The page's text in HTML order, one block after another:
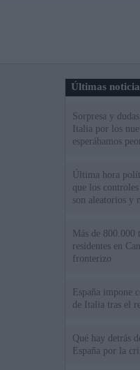
Últimas
Sorpresa y
Italia por los
esperábamos
Última hora
que los
son aleatorios y
Más de 800.000
residentes en
fronterizo
España impone
de Italia tras el
Qué hay detrás
España por la